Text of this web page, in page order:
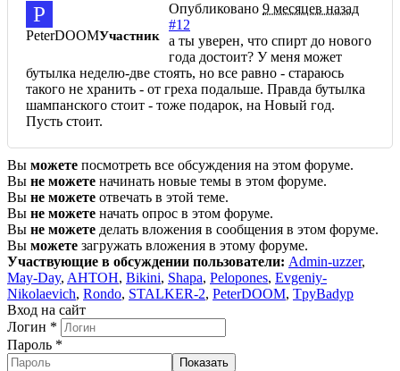
P
PeterDOOMУчастник
Опубликовано 9 месяцев назад
#12
а ты уверен, что спирт до нового
года достоит? У меня может
бутылка неделю-две стоять, но все равно - стараюсь
такого не хранить - от греха подальше. Правда бутылка
шампанского стоит - тоже подарок, на Новый год.
Пусть стоит.
Вы можете посмотреть все обсуждения на этом форуме.
Вы не можете начинать новые темы в этом форуме.
Вы не можете отвечать в этой теме.
Вы не можете начать опрос в этом форуме.
Вы не можете делать вложения в сообщения в этом форуме.
Вы можете загружать вложения в этому форуме.
Участвующие в обсуждении пользователи: Admin-uzzer,
May-Day, AHTOH, Bikini, Shapa, Pelopones, Evgeniy-
Nikolaevich, Rondo, STALKER-2, PeterDOOM, TpyBadyp
Вход на сайт
Логин *
Пароль *
Показать